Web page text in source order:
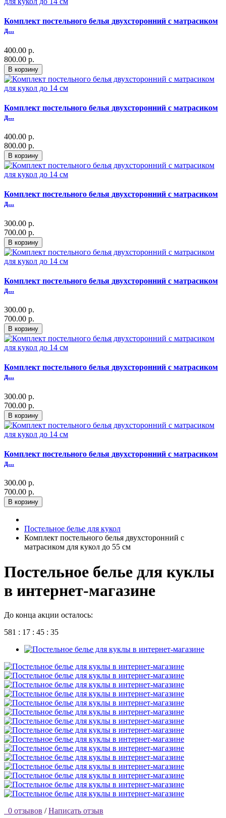
Комплект постельного белья двухсторонний с матрасиком
д...
400.00 р.
800.00 р.
В корзину
Комплект постельного белья двухсторонний с матрасиком
д...
400.00 р.
800.00 р.
В корзину
Комплект постельного белья двухсторонний с матрасиком
д...
300.00 р.
700.00 р.
В корзину
Комплект постельного белья двухсторонний с матрасиком
д...
300.00 р.
700.00 р.
В корзину
Комплект постельного белья двухсторонний с матрасиком
д...
300.00 р.
700.00 р.
В корзину
Комплект постельного белья двухсторонний с матрасиком
д...
300.00 р.
700.00 р.
В корзину
Постельное белье для кукол
Комплект постельного белья двухсторонний с
матрасиком для кукол до 55 см
Постельное белье для куклы
в интернет-магазине
До конца акции осталось:
581 : 17 : 45 : 35
0 отзывов / Написать отзыв